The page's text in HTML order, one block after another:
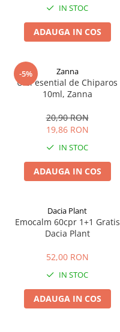
IN STOC
ADAUGA IN COS
-5% Zanna
Ulei esential de Chiparos
10ml, Zanna
20,90 RON
19,86 RON
IN STOC
ADAUGA IN COS
Dacia Plant
Emocalm 60cpr 1+1 Gratis
Dacia Plant
52,00 RON
IN STOC
ADAUGA IN COS